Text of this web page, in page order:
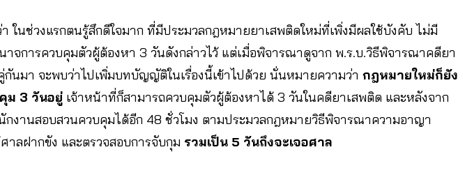
ในช่วงแรกตนรู้สึกดีใจมาก ที่มีประมวลกฎหมายยาเสพติดใหม่ที่เพิ่งมีผลใช้บังคับ ไม่มี
จการควบคุมตัวผู้ต้องหา 3 วันดังกล่าวไว้ แต่เมื่อพิจารณาดูจาก พ.ร.บ.วิธีพิจารณาคดียา
กันมา จะพบว่าไปเพิ่มบทบัญญัติในเรื่องนี้เข้าไปด้วย นั่นหมายความว่า กฎหมายใหม่ก็ยัง
ม 3 วันอยู่ เจ้าหน้าที่ก็สามารถควบคุมตัวผู้ต้องหาได้ 3 วันในคดียาเสพติด และหลังจาก
กงานสอบสวนควบคุมได้อีก 48 ชั่วโมง ตามประมวลกฎหมายวิธีพิจารณาความอาญา
าลฝากขัง และตรวจสอบการจับกุม รวมเป็น 5 วันถึงจะเจอศาล